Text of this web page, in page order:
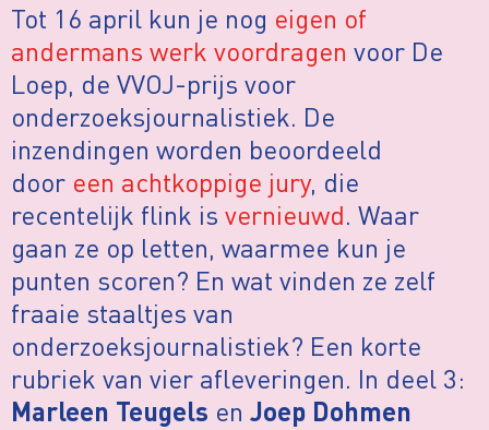
Tot 16 april kun je nog eigen of
andermans werk voordragen voor De
Loep, de VVOJ-prijs voor
onderzoeksjournalistiek. De
inzendingen worden beoordeeld
door een achtkoppige jury, die
recentelijk flink is vernieuwd. Waar
gaan ze op letten, waarmee kun je
punten scoren? En wat vinden ze zelf
fraaie staaltjes van
onderzoeksjournalistiek? Een korte
rubriek van vier afleveringen. In deel 3:
Marleen Teugels en Joep Dohmen